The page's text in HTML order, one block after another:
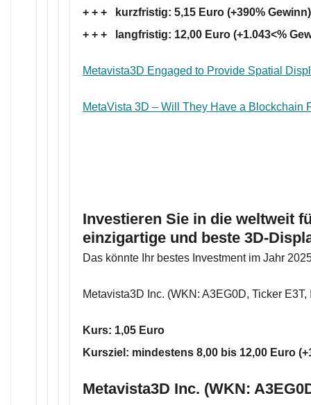
+ + + kurzfristig: 5,15 Euro (+390%
+ + + langfristig: 12,00 Euro (+1.043<%
Metavista3D Engaged to Provide Spatial
MetaVista 3D – Will They Have a Blockchain
Investieren Sie in die weltweit
einzigartige und beste 3D-
Das könnte Ihr bestes Investment im Jahr
Metavista3D Inc. (WKN: A3EG0D, Ticker
Kurs: 1,05 Euro
Kursziel: mindestens 8,00 bis 12,00 Euro
Metavista3D Inc. (WKN: